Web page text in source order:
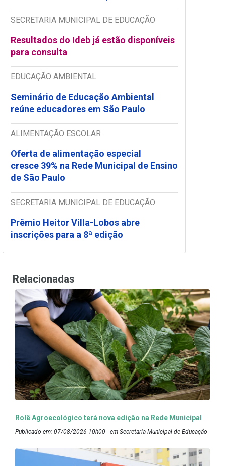
SECRETARIA MUNICIPAL DE EDUCAÇÃO
Resultados do Ideb já estão disponíveis
para consulta
EDUCAÇÃO AMBIENTAL
Seminário de Educação Ambiental
reúne educadores em São Paulo
ALIMENTAÇÃO ESCOLAR
Oferta de alimentação especial
cresce 39% na Rede Municipal de Ensino
de São Paulo
SECRETARIA MUNICIPAL DE EDUCAÇÃO
Prêmio Heitor Villa-Lobos abre
inscrições para a 8ª edição
Relacionadas
Rolê Agroecológico terá nova edição na Rede Municipal
Publicado em: 07/08/2026 10h00 - em Secretaria Municipal de Educação